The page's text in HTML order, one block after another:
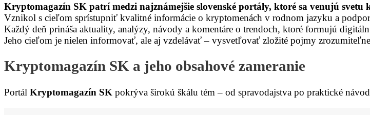
Kryptomagazín SK patrí medzi najznámejšie slovenské portály, ktoré sa venujú
Vznikol s cieľom sprístupniť kvalitné informácie o kryptomenách v rodnom jazyku a
Každý deň prináša aktuality, analýzy, návody a komentáre o trendoch, ktoré formujú
Jeho cieľom je nielen informovať, ale aj vzdelávať – vysvetľovať zložité pojmy
Kryptomagazín SK a jeho obsahové zameranie
Portál Kryptomagazín SK pokrýva širokú škálu tém – od spravodajstva po praktické